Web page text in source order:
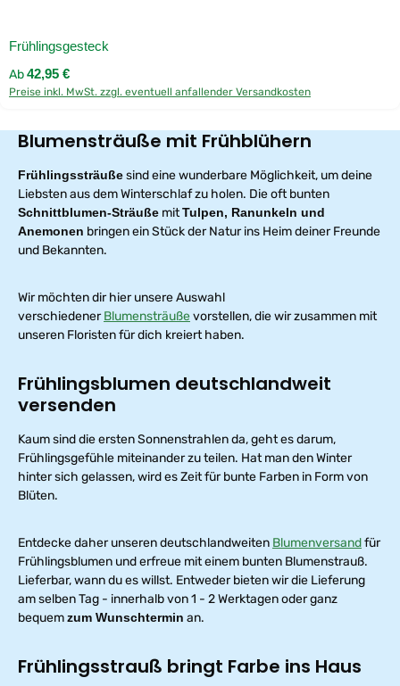
Frühlingsgesteck
Regulärer Preis:
Ab42,95 €
Preise inkl. MwSt. zzgl. eventuell anfallender Versandkosten
Blumensträuße mit Frühblühern
Frühlingssträußesind eine wunderbare Möglichkeit, um deine
Liebsten aus dem Winterschlaf zu holen. Die oft bunten
Schnittblumen-Sträuße mitTulpen, Ranunkeln und
Anemonen bringen ein Stück der Natur ins Heim deiner Freunde
und Bekannten.
Wir möchten dir hier unsere Auswahl
verschiedenerBlumensträußevorstellen, die wir zusammen mit
unseren Floristen für dich kreiert haben.
Frühlingsblumen deutschlandweit
versenden
Kaum sind die ersten Sonnenstrahlen da, geht es darum,
Frühlingsgefühle miteinander zu teilen. Hat man den Winter
hinter sich gelassen, wird es Zeit für bunte Farben in Form von
Blüten.
Entdecke daher unseren deutschlandweiten Blumenversandfür
Frühlingsblumen und erfreue mit einem bunten Blumenstrauß.
Lieferbar, wann du es willst. Entweder bieten wir die Lieferung
am selben Tag - innerhalb von 1 - 2 Werktagen oder ganz
bequemzum Wunschtermin an.
Frühlingsstrauß bringt Farbe ins Haus